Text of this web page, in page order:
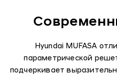
Hyundai MUFASA
параметрической
подчеркивает